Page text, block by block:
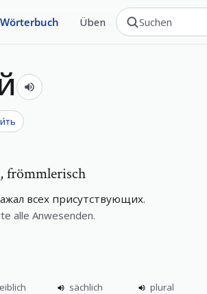
Wörterbuch Üben
frömmlerisch
всех присутствующих.
alle Anwesenden.
sächlich
plural